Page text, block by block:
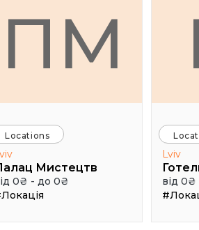
ПМ
Locations
Мистецтв
0₴ - до 0₴
Lviv
від